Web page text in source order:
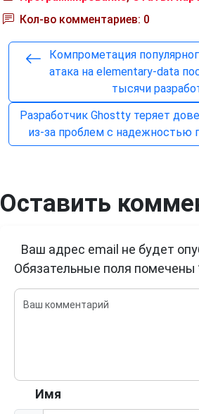
Кол-во комментариев: 0
Компрометация
атака на elementary-data
тысячи
Разработчик Ghostty теряет
из-за проблем с надежностью
Оставить
Ваш адрес email не будет
Обязательные поля помечены
Имя